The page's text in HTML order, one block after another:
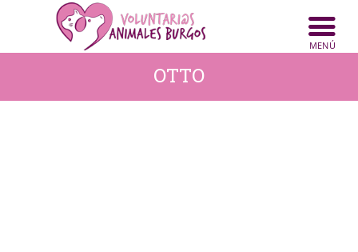
OTTO
INICIO
ANIMALES